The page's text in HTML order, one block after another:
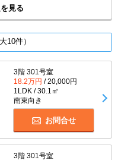
見る
10件）
3階 301号室
18.2万円 / 20,000円
1LDK / 30.1㎡
南東向き
お問合せ
3階 301号室